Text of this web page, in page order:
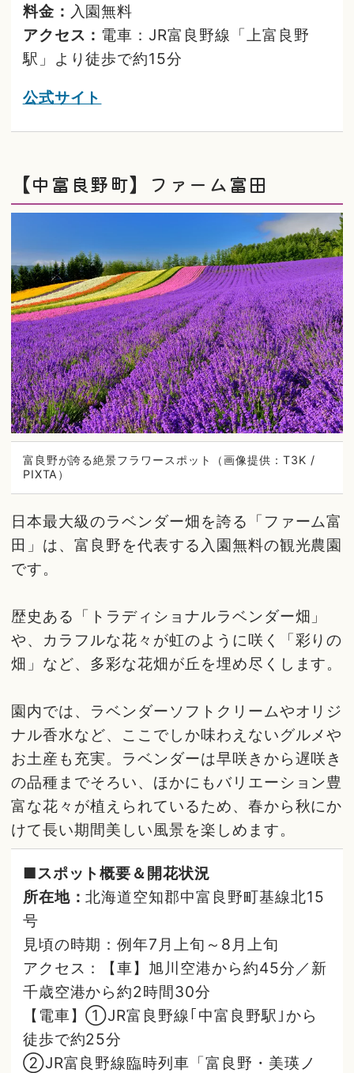
料金： 入園無料
アクセス： 電車：JR富良野線「上富良野
駅」より徒歩で約15分
公式サイト
【中富良野町】ファーム富田
富良野が誇る絶景フラワースポット（画像提供：T3K /
PIXTA）
日本最大級のラベンダー畑を誇る「ファーム富
田」は、富良野を代表する入園無料の観光農園
です。
歴史ある「トラディショナルラベンダー畑」
や、カラフルな花々が虹のように咲く「彩りの
畑」など、多彩な花畑が丘を埋め尽くします。
園内では、ラベンダーソフトクリームやオリジ
ナル香水など、ここでしか味わえないグルメや
お土産も充実。ラベンダーは早咲きから遅咲き
の品種までそろい、ほかにもバリエーション豊
富な花々が植えられているため、春から秋にか
けて長い期間美しい風景を楽しめます。
■スポット概要＆開花状況
所在地：北海道空知郡中富良野町基線北15
号
見頃の時期：例年7月上旬～8月上旬
アクセス：【車】旭川空港から約45分／新
千歳空港から約2時間30分
【電車】①JR富良野線｢中富良野駅｣から
徒歩で約25分
②JR富良野線臨時列車「富良野・美瑛ノ